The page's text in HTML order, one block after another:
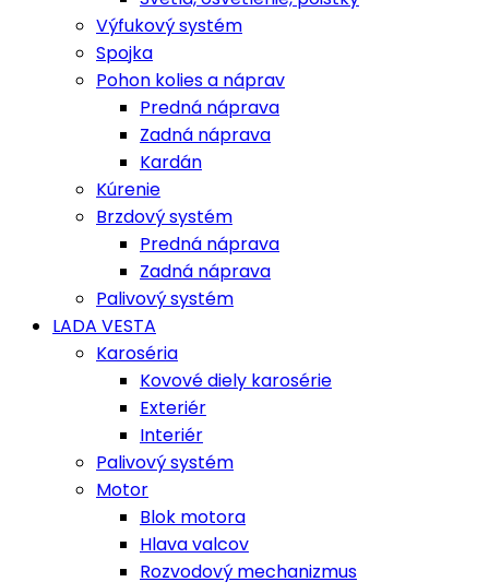
Výfukový systém
Spojka
Pohon kolies a náprav
Predná náprava
Zadná náprava
Kardán
Kúrenie
Brzdový systém
Predná náprava
Zadná náprava
Palivový systém
LADA VESTA
Karoséria
Kovové diely karosérie
Exteriér
Interiér
Palivový systém
Motor
Blok motora
Hlava valcov
Rozvodový mechanizmus